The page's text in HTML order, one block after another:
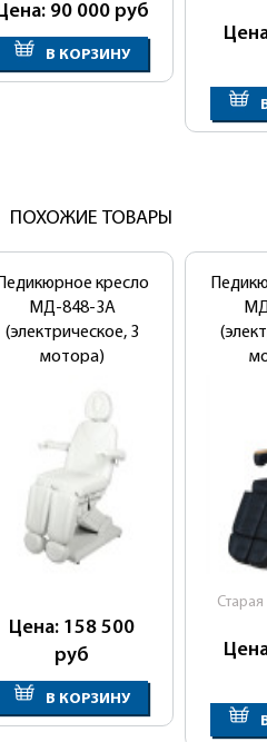
90 000 руб
В КОРЗИНУ
ПОХОЖИЕ ТОВАРЫ
Педикюрное кресло
МД-848-3А
(электрическое, 3
мотора)
Цена: 158 500
руб
В КОРЗИНУ